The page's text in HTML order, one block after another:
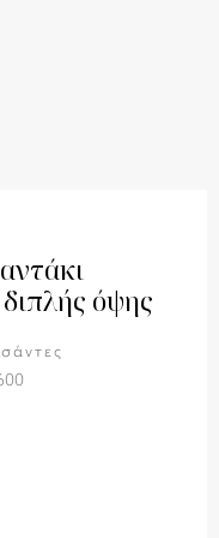
όψης